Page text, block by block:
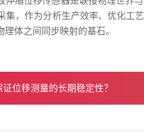
，作为分析生产效率、优化工
体之间同步映射的基石。
位移测量的长期稳定性？